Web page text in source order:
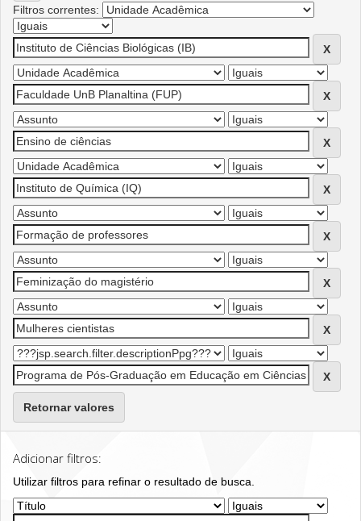
Filtros correntes:
Retornar valores
Adicionar filtros:
Utilizar filtros para refinar o resultado de busca.